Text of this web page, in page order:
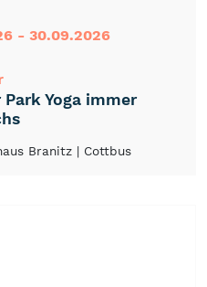
- 30.09.2026
Yoga immer
Branitz | Cottbus